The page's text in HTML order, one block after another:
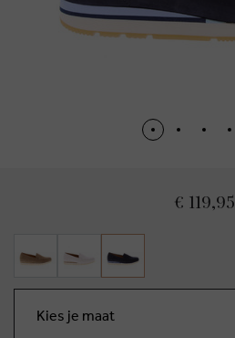
€ 119,95
Kies je maat